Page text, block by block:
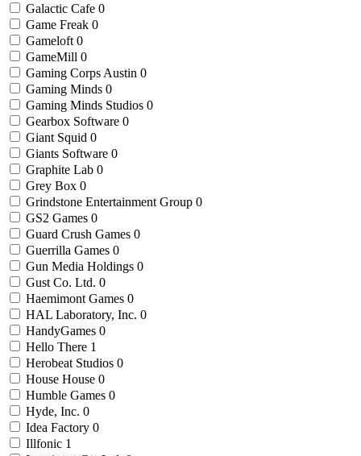
Galactic Cafe 0
Game Freak 0
Gameloft 0
GameMill 0
Gaming Corps Austin 0
Gaming Minds 0
Gaming Minds Studios 0
Gearbox Software 0
Giant Squid 0
Giants Software 0
Graphite Lab 0
Grey Box 0
Grindstone Entertainment Group 0
GS2 Games 0
Guard Crush Games 0
Guerrilla Games 0
Gun Media Holdings 0
Gust Co. Ltd. 0
Haemimont Games 0
HAL Laboratory, Inc. 0
HandyGames 0
Hello There 1
Herobeat Studios 0
House House 0
Humble Games 0
Hyde, Inc. 0
Idea Factory 0
Illfonic 1